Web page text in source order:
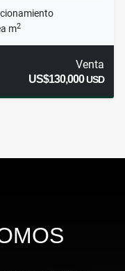
m2
Venta
US$130,000USD